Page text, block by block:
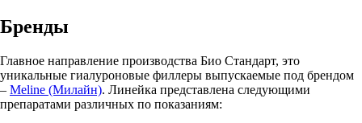
Бренды
Главное направление производства Био Стандарт, это
уникальные гиалуроновые филлеры выпускаемые под брендом
– Meline (Милайн). Линейка представлена следующими
препаратами различных по показаниям: